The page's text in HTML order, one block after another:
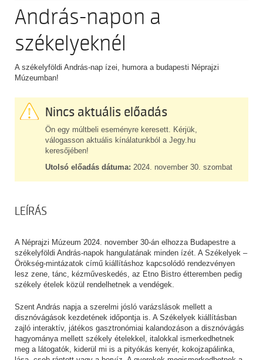
András-napon a
székelyeknél
A székelyföldi András-nap ízei, humora a budapesti Néprajzi
Múzeumban!
Nincs aktuális előadás
Ön egy múltbeli eseményre keresett. Kérjük,
válogasson aktuális kínálatunkból a Jegy.hu
keresőjében!
Utolsó előadás dátuma: 2024. november 30. szombat
LEÍRÁS
A Néprajzi Múzeum 2024. november 30-án elhozza Budapestre a
székelyföldi András-napok hangulatának minden ízét. A Székelyek –
Örökség-mintázatok című kiállításhoz kapcsolódó rendezvényen
lesz zene, tánc, kézműveskedés, az Etno Bistro étteremben pedig
székely ételek közül rendelhetnek a vendégek.
Szent András napja a szerelmi jósló varázslások mellett a
disznóvágások kezdetének időpontja is. A Székelyek kiállításban
zajló interaktív, játékos gasztronómiai kalandozáson a disznóvágás
hagyománya mellett székely ételekkel, italokkal ismerkedhetnek
meg a látogatók, kiderül mi is a pityókás kenyér, kokojzapálinka,